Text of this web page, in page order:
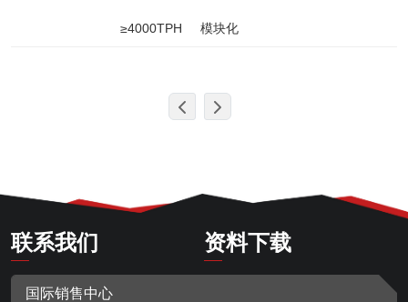
≥4000TPH 模块化
联系我们 资料下载
国际销售中心